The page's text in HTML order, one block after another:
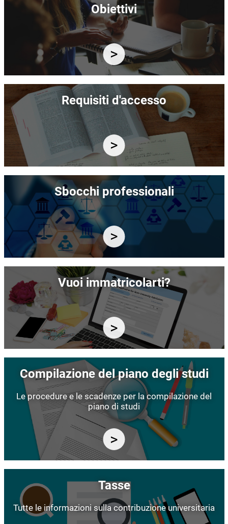
Obiettivi
Immagine
Requisiti d'accesso
Immagine
Sbocchi professionali
Vuoi immatricolarti?
Compilazione del piano degli studi
Le procedure e le scadenze per la compilazione del
piano di studi
Tasse
Tutte le informazioni sulla contribuzione universitaria